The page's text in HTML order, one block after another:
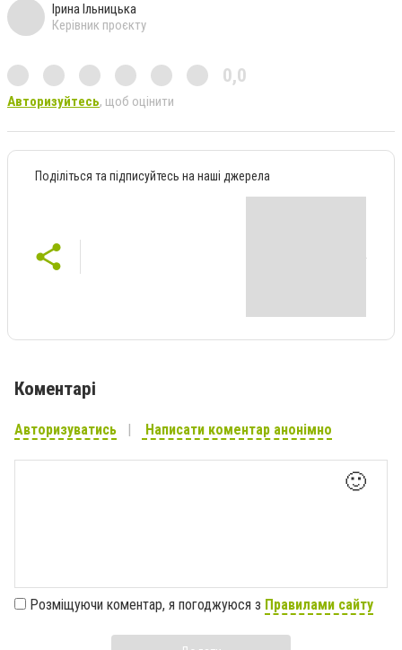
Ірина Ільницька
Керівник проєкту
0,0
Авторизуйтесь, щоб оцінити
Поділіться та підписуйтесь на наші джерела
Коментарі
Авторизуватись Написати коментар анонімно
🙂
Розміщуючи коментар, я погоджуюся з Правилами сайту